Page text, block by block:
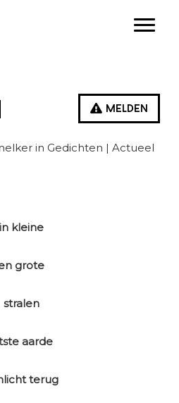
Melden
in Gedichten | Actueel
in kleine
grote
stralen
aarde
terug